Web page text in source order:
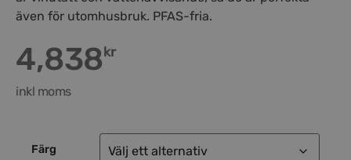
även för utomhusbruk. PFAS-fria.
4,838kr
inkl moms
Färg